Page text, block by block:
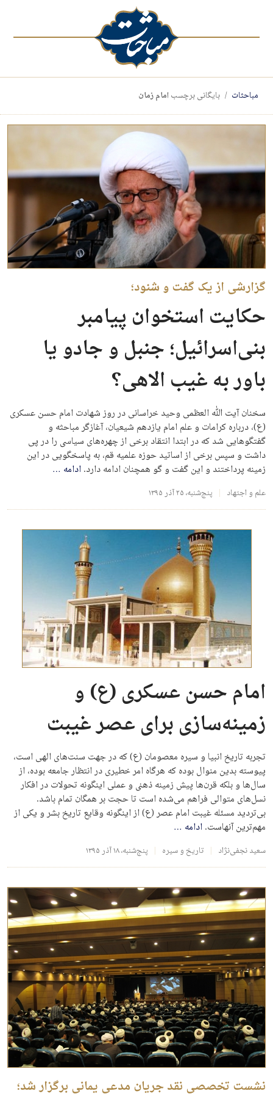
مباحثات بایگانی برچسبامام زمان
گزارشی از یک گفت و شنود؛
حکایت استخوان پیامبر
بنی‌اسرائیل؛ جنبل و جادو یا
باور به غیب الاهی؟
سخنان آیت الله العظمی وحید خراسانی در روز شهادت امام حسن عسکری
(ع)، درباره کرامات و علم امام یازدهم شیعیان، آغازگر مباحثه و
گفتگوهایی شد که در ابتدا انتقاد برخی از چهره‌های سیاسی را در پی
داشت و سپس برخی از اساتید حوزه علمیه قم، به پاسخگویی در این
زمینه پرداختند و این گفت و گو همچنان ادامه دارد.ادامه …
علم و اجتهاد پنج‌شنبه، ۲۵ آذر ۱۳۹۵
امام حسن عسکری (ع) و
زمینه‌سازی برای عصر غیبت
تجربه تاریخ انبیا و سیره معصومان (ع) که در جهت سنت‌های الهی است،
پیوسته بدین منوال بوده که هرگاه امر خطیری در انتظار جامعه بوده، از
سال‌ها و بلکه قرن‌ها پیش زمینه ذهنی و عملی اینگونه تحولات در افکار
نسل‌های متوالی فراهم می‌شده است تا حجت بر همگان تمام باشد.
بی‌تردید مسئله غیبت امام عصر (ع) از اینگونه وقایع تاریخ بشر و یکی از
مهم‌ترین آنهاست.ادامه …
سعید نجفی‌نژاد تاریخ و سیره پنج‌شنبه، ۱۸ آذر ۱۳۹۵
نشست تخصصی نقد جریان مدعی یمانی برگزار شد؛